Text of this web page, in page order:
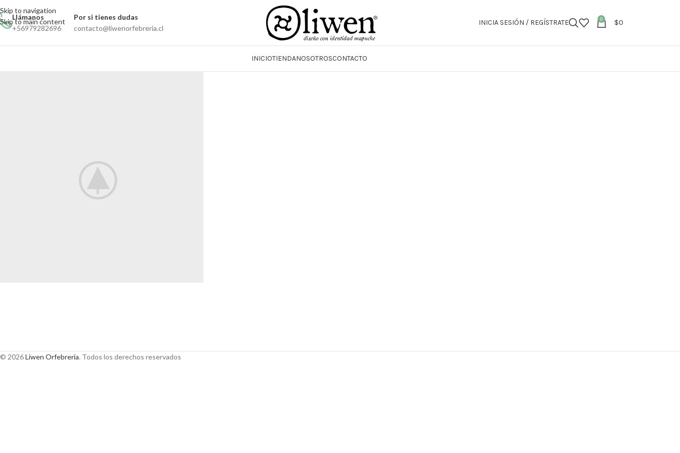
Skip to navigation
Skip to main content
Llámanos
+56979282696
Por si tienes dudas
contacto@liwenorfebreria.cl
INICIA SESIÓN / REGÍSTRATE 0 $0
INICIOTIENDANOSOTROSCONTACTO
© 2026Liwen Orfebreria. Todos los derechos reservados